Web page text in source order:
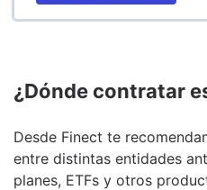
¿Dónde contratar
Desde Finect te
entre distintas entidades
planes, ETFs y otros